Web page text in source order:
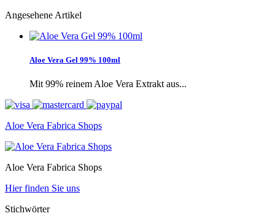
Angesehene Artikel
Aloe Vera Gel 99% 100ml
Mit 99% reinem Aloe Vera Extrakt aus...
Aloe Vera Fabrica Shops
Aloe Vera Fabrica Shops
Hier finden Sie uns
Stichwörter